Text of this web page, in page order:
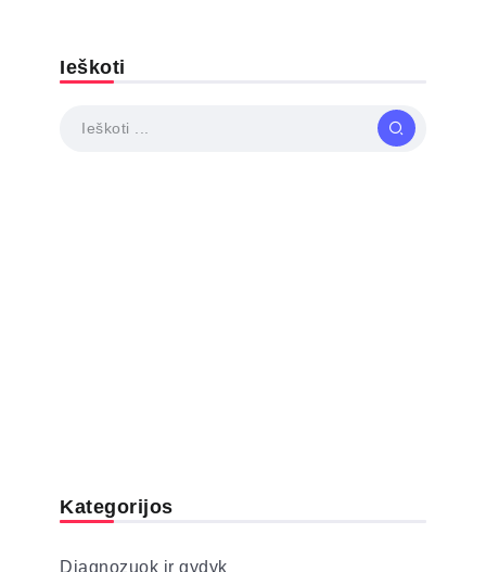
Ieškoti
Kategorijos
Diagnozuok ir gydyk